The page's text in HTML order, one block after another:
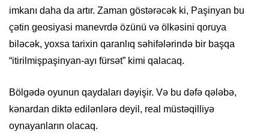
imkanı daha da artır. Zaman göstərəcək ki, Paşinyan bu
çətin geosiyasi manevrdə özünü və ölkəsini qoruya
biləcək, yoxsa tarixin qaranlıq səhifələrində bir başqa
“itirilmişpaşinyan-ayı fürsət” kimi qalacaq.
Bölgədə oyunun qaydaları dəyişir. Və bu dəfə qələbə,
kənardan diktə edilənlərə deyil, real müstəqilliyə
oynayanların olacaq.